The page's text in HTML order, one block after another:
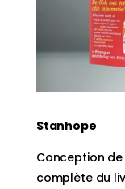
Stanhope
Conception
complète du